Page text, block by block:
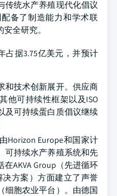
传统水产养殖现代化倡议
备了制造能力和学术联
全研究。
占据3.75亿美元，并预计
和技术创新展开。供应商
他可持续性框架以及ISO
及可持续蛋白质倡议继续
Horizon Europe和国家计
可持续水产养殖系统和先
AKVA Group（先进循环
决方案）方面建立了声誉
细胞农业平台）。由德国